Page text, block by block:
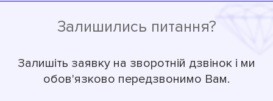
Залишились питання?
Залишіть заявку на зворотній дзвінок і ми
обов'язково передзвонимо Вам.